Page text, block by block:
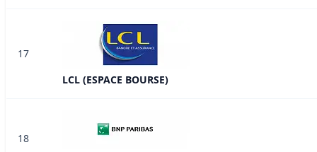
17
LCL (ESPACE BOURSE)
18